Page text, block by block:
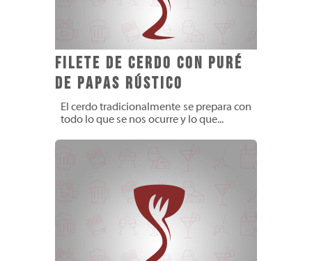
Filete de Cerdo con Puré
de Papas Rústico
El cerdo tradicionalmente se prepara con
todo lo que se nos ocurre y lo que...